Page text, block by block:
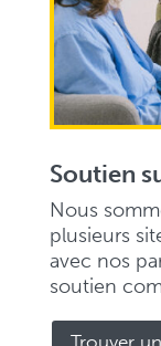
Soutien
Nous
plusieurs
avec nos
soutien